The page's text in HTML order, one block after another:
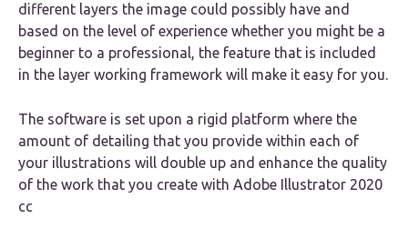
different layers the image could possibly have and
based on the level of experience whether you might be a
beginner to a professional, the feature that is included
in the layer working framework will make it easy for you.
The software is set upon a rigid platform where the
amount of detailing that you provide within each of
your illustrations will double up and enhance the quality
of the work that you create with Adobe Illustrator 2020
cc